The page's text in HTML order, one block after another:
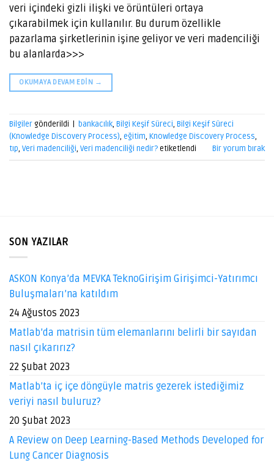
veri içindeki gizli ilişki ve örüntüleri ortaya
çıkarabilmek için kullanılır. Bu durum özellikle
pazarlama şirketlerinin işine geliyor ve veri madenciliği
bu alanlarda>>>
OKUMAYA DEVAM EDIN →
Bilgilergönderildi bankacılık, Bilgi Keşif Süreci, Bilgi Keşif Süreci
(Knowledge Discovery Process), eğitim, Knowledge Discovery Process,
tıp, Veri madenciliği, Veri madenciliği nedir?etiketlendi Bir yorum bırak
SON YAZILAR
ASKON Konya’da MEVKA TeknoGirişim Girişimci-Yatırımcı
Buluşmaları’na katıldım
24 Ağustos 2023
Matlab’da matrisin tüm elemanlarını belirli bir sayıdan
nasıl çıkarırız?
22 Şubat 2023
Matlab’ta iç içe döngüyle matris gezerek istediğimiz
veriyi nasıl buluruz?
20 Şubat 2023
A Review on Deep Learning-Based Methods Developed for
Lung Cancer Diagnosis